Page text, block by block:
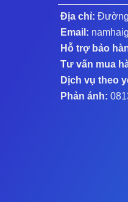
Địa chỉ: Đường
Email:
Hỗ trợ bảo
Tư vấn mua
Dịch vụ theo
Phản ánh: